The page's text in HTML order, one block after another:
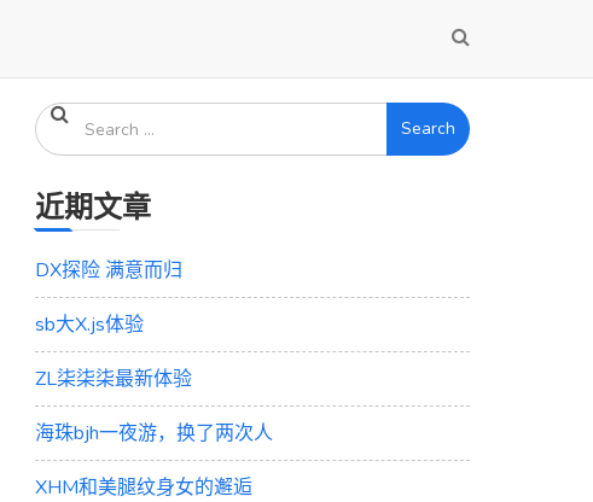
Search
近期文章
DX探险 满意而归
sb大X.js体验
ZL柒柒柒最新体验
海珠bjh一夜游，换了两次人
XHM和美腿纹身女的邂逅